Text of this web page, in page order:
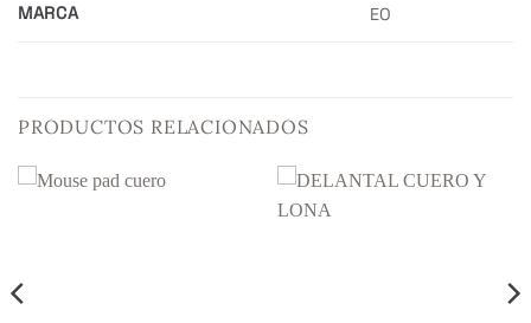
MARCA EO
PRODUCTOS RELACIONADOS